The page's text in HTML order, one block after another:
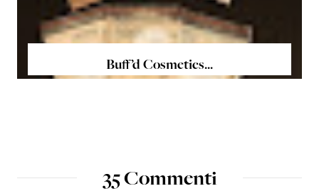
Buff’d Cosmetics...
35 Commenti